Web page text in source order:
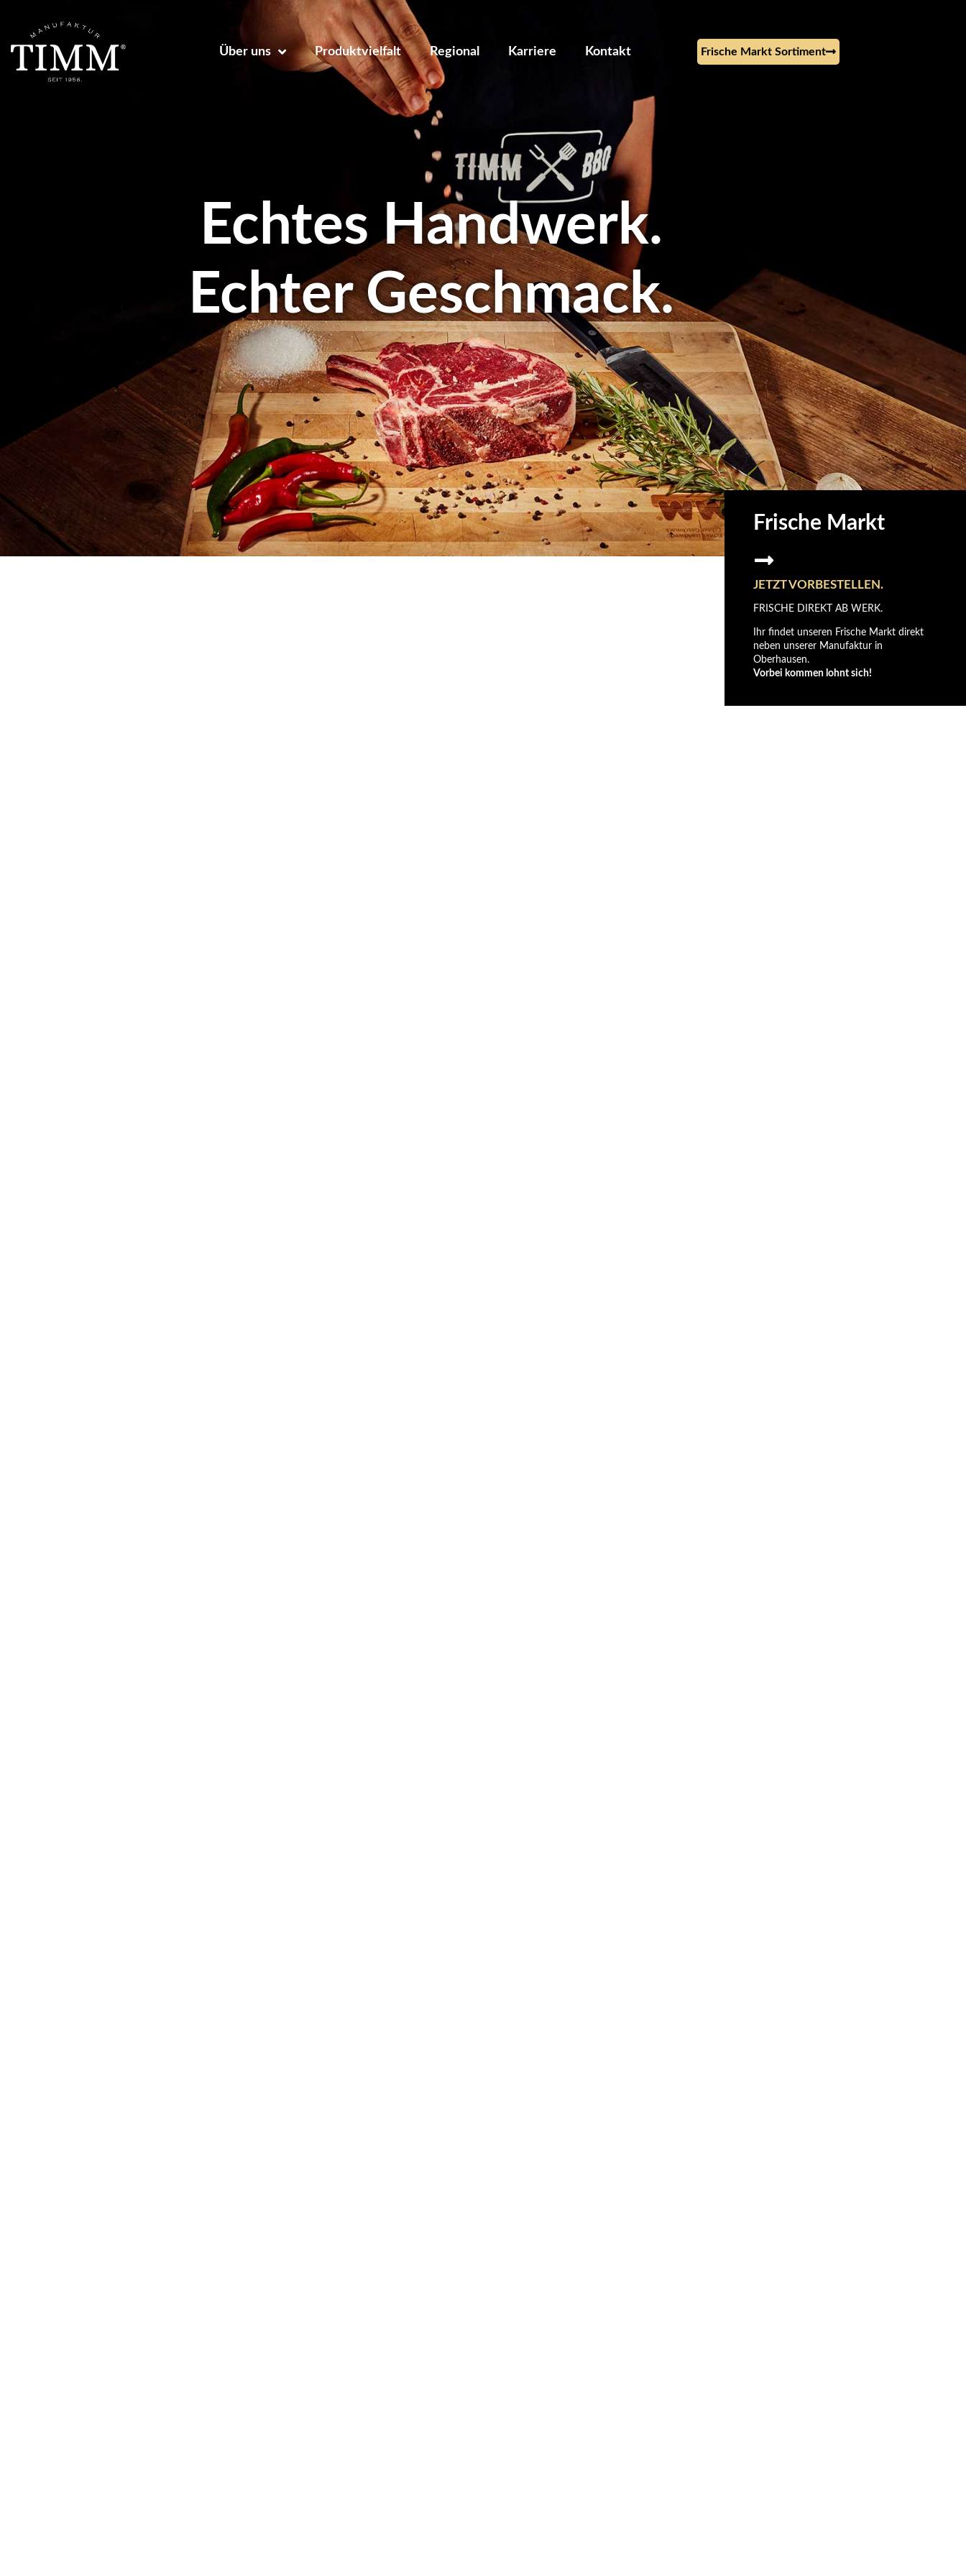
Über uns Produktvielfalt Regional Karriere Kontakt Frische Markt Sortiment
Echtes Handwerk.
Echter Geschmack.
Frische Markt
JETZT VORBESTELLEN.
FRISCHE DIREKT AB WERK.
Ihr findet unseren Frische Markt direkt
neben unserer Manufaktur in
Oberhausen.
Vorbei kommen lohnt sich!